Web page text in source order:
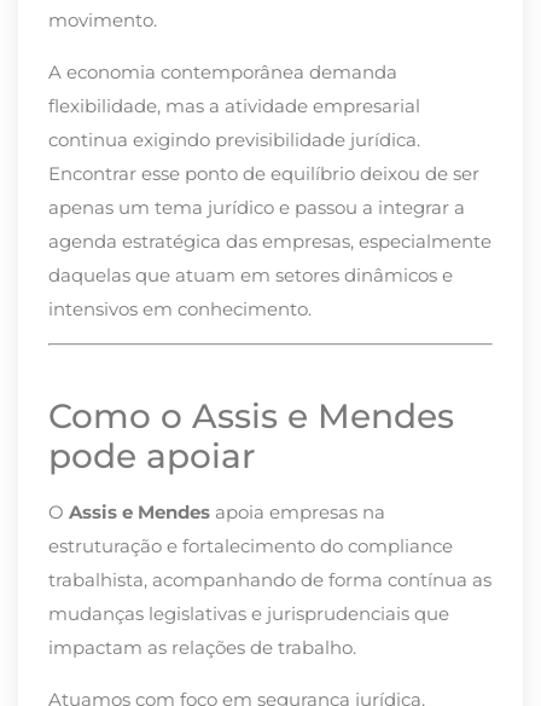
movimento.
A economia contemporânea demanda
flexibilidade, mas a atividade empresarial
continua exigindo previsibilidade jurídica.
Encontrar esse ponto de equilíbrio deixou de ser
apenas um tema jurídico e passou a integrar a
agenda estratégica das empresas, especialmente
daquelas que atuam em setores dinâmicos e
intensivos em conhecimento.
Como o Assis e Mendes
pode apoiar
O Assis e Mendes apoia empresas na
estruturação e fortalecimento do compliance
trabalhista, acompanhando de forma contínua as
mudanças legislativas e jurisprudenciais que
impactam as relações de trabalho.
Atuamos com foco em segurança jurídica,